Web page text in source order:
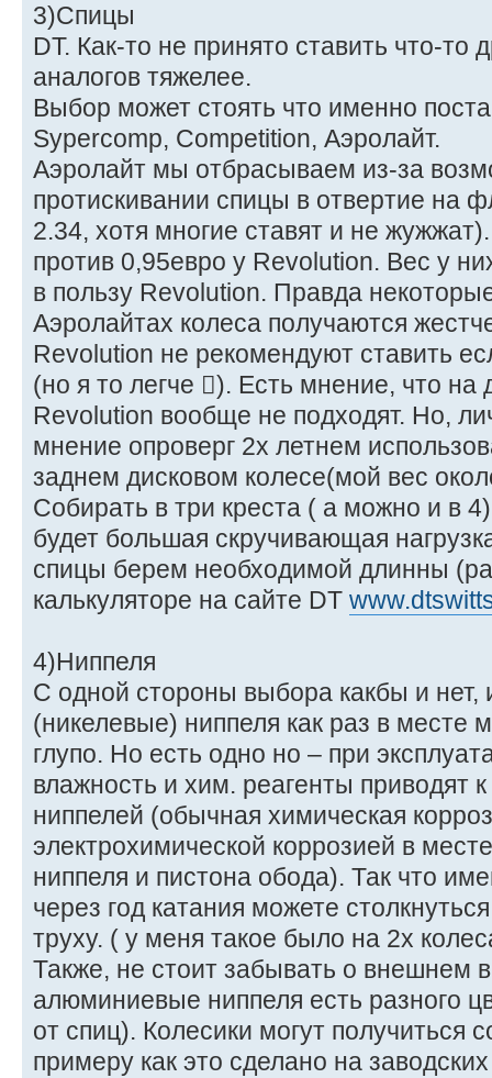
3)Спицы
DT. Как-то не принято ставить что-то
аналогов тяжелее.
Выбор может стоять что именно
Sypercomp, Competition, Аэролайт.
Аэролайт мы отбрасываем из-за
протискивании спицы в отвертие на
2.34, хотя многие ставят и не
против 0,95евро у Revolution. Вес у
в пользу Revolution. Правда
Аэролайтах колеса получаются
Revolution не рекомендуют ставить
(но я то легче ). Есть мнение, что на
Revolution вообще не подходят. Но,
мнение опроверг 2х летнем
заднем дисковом колесе(мой вес
Собирать в три креста ( а можно и в
будет большая скручивающая
спицы берем необходимой длинны
калькуляторе на сайте DT
4)Ниппеля
С одной стороны выбора какбы и нет,
(никелевые) ниппеля как раз в месте
глупо. Но есть одно но – при
влажность и хим. реагенты приводят
ниппелей (обычная химическая
электрохимической коррозией в
ниппеля и пистона обода). Так что
через год катания можете
труху. ( у меня такое было на 2х
Также, не стоит забывать о внешнем
алюминиевые ниппеля есть разного
от спиц). Колесики могут получиться
примеру как это сделано на